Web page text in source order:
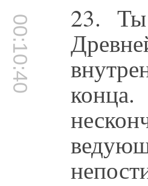
00:10:40 23.